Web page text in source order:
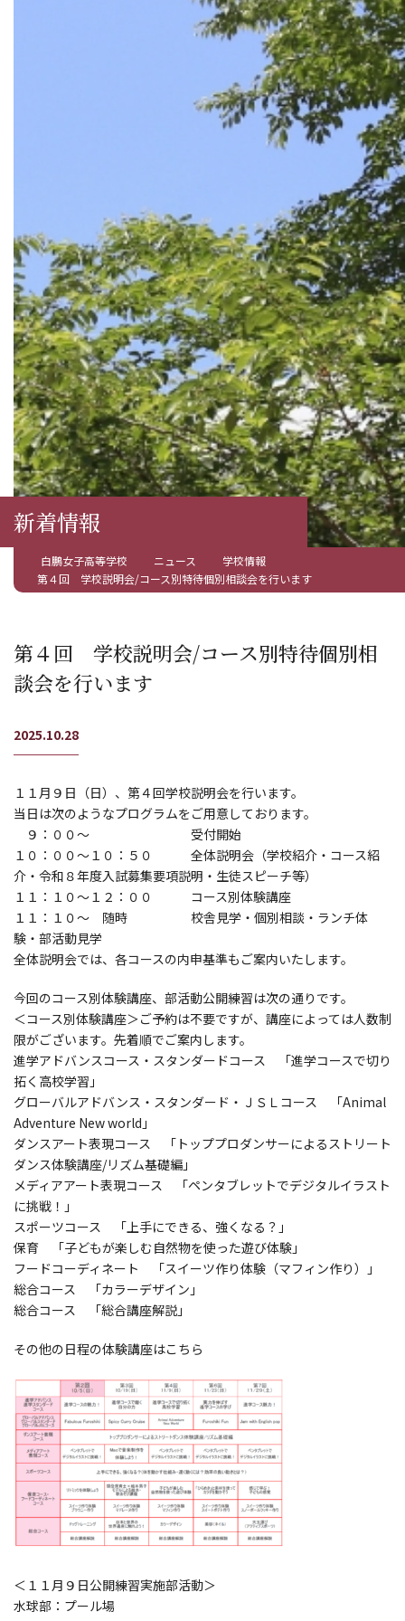
新着情報
白鵬女子高等学校 ニュース
学校情報
第４回 学校説明会/コース別特待個別相談会を行います
第４回 学校説明会/コース別特待個別相
談会を行います
2025.10.28
１１月９日（日）、第４回学校説明会を行います。
当日は次のようなプログラムをご用意しております。
９：００～ 受付開始
１０：００～１０：５０ 全体説明会（学校紹介・コース紹
介・令和８年度入試募集要項説明・生徒スピーチ等）
１１：１０～１２：００ コース別体験講座
１１：１０～ 随時 校舎見学・個別相談・ランチ体
験・部活動見学
全体説明会では、各コースの内申基準もご案内いたします。
今回のコース別体験講座、部活動公開練習は次の通りです。
＜コース別体験講座＞ご予約は不要ですが、講座によっては人数制
限がございます。先着順でご案内します。
進学アドバンスコース・スタンダードコース 「進学コースで切り
拓く高校学習」
グローバルアドバンス・スタンダード・ＪＳＬコース 「Animal
Adventure New world」
ダンスアート表現コース 「トッププロダンサーによるストリート
ダンス体験講座/リズム基礎編」
メディアアート表現コース 「ペンタブレットでデジタルイラスト
に挑戦！」
スポーツコース 「上手にできる、強くなる？」
保育 「子どもが楽しむ自然物を使った遊び体験」
フードコーディネート 「スイーツ作り体験（マフィン作り）」
総合コース 「カラーデザイン」
総合コース 「総合講座解説」
その他の日程の体験講座はこちら
＜１１月９日公開練習実施部活動＞
水球部：プール場